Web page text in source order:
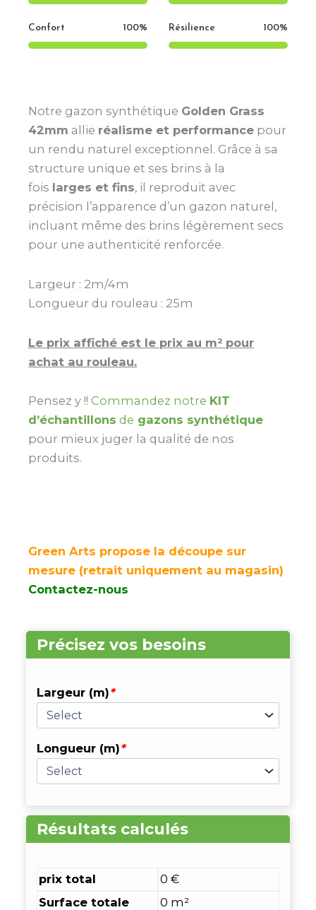
Confort 100% Résilience 100%
Notre gazon synthétique Golden Grass
42mm allie réalisme et performance pour
un rendu naturel exceptionnel. Grâce à sa
structure unique et ses brins à la
fois larges et fins, il reproduit avec
précision l’apparence d’un gazon naturel,
incluant même des brins légèrement secs
pour une authenticité renforcée.
Largeur : 2m/4m
Longueur du rouleau : 25m
Le prix affiché est le prix au m² pour
achat au rouleau.
Pensez y !! Commandez notre KIT
d’échantillons de gazons synthétique
pour mieux juger la qualité de nos
produits.
Green Arts propose la découpe sur
mesure (retrait uniquement au magasin)
Contactez-nous
Précisez vos besoins
Largeur (m)*
Longueur (m)*
Résultats calculés
prix total
0 €
Surface totale
0 m²
quantité
Gazon
GOLDEN
Grass
42mm